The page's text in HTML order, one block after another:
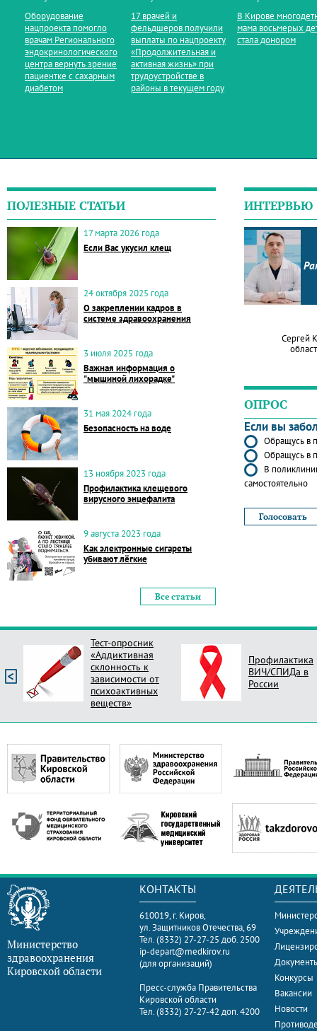
Оборудование
нацпроекта помогло
врачам Регионального
эндокринологического
центра вернуть зрение
пациентке с сахарным
диабетом
17 врачей и
фельдшеров получили
выплаты по нацпроекту
«Продолжительная и
активная жизнь» при
трудоустройстве в
районы в текущем году
В Кирове
мама восьмерых
стала донором
ПОЛЕЗНЫЕ СТАТЬИ
17 марта 2026 года
Если Вас укусил клещ
24 октября 2025 года
О закреплении кадров в
системе здравоохранения
3 июля 2025 года
Важная информация о
"мышиной лихорадке"
31 мая 2024 года
Безопасность на воде
13 ноября 2023 года
Профилактика клещевого
вирусного энцефалита
9 августа 2023 года
Как электронные сигареты
убивают лёгкие
Все статьи
ИНТЕРВЬЮ
Сергей
ОПРОС
Если вы
Обращусь в
Обращусь в
В
самостоятельно
Тест-опросник
«Аддиктивная
склонность к
зависимости от
психоактивных
веществ»
Профилактика
ВИЧ/СПИДа в
России
Министерство
здравоохранения
Кировской области
КОНТАКТЫ
610019, г. Киров,
ул. Защитников Отечества, 69
Тел. (8332) 27-27-25 доб. 2500
ip-depart@medkirov.ru
(для организаций)
Пресс-служба Правительства
Кировской области
Тел. (8332) 27-27-42 доп. 4200
Конкурсы
Вакансии
Новости